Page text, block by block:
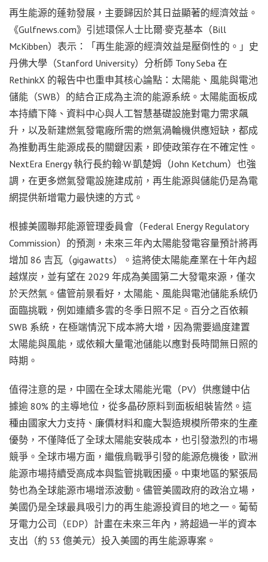
再生能源的蓬勃發展，主要歸因於其日益顯著的經濟效益。
《Gulfnews.com》引述環保人士比爾·麥克基本（Bill
McKibben）表示：「再生能源的經濟效益是壓倒性的。」史
丹佛大學（Stanford University）分析師 Tony Seba 在
RethinkX 的報告中也重申其核心論點：太陽能、風能與電池
儲能（SWB）的結合正成為主流的能源系統。太陽能面板成
本持續下降、資料中心與人工智慧基礎設施對電力需求飆
升，以及新建燃氣發電廠所需的燃氣渦輪機供應短缺，都成
為推動再生能源成長的關鍵因素，即使政策存在不確定性。
NextEra Energy 執行長約翰·W·凱楚姆（John Ketchum）也強
調，在更多燃氣發電設施建成前，再生能源與儲能仍是為電
網提供新增電力最快速的方式。
根據美國聯邦能源管理委員會（Federal Energy Regulatory
Commission）的預測，未來三年內太陽能發電容量預計將再
增加 86 吉瓦（gigawatts）。這將使太陽能產業在十年內超
越煤炭，並有望在 2029 年成為美國第二大發電來源，僅次
於天然氣。儘管前景看好，太陽能、風能與電池儲能系統仍
面臨挑戰，例如連續多雲的冬季日照不足。百分之百依賴
SWB 系統，在極端情況下成本將大增，因為需要過度建置
太陽能與風能，或依賴大量電池儲能以應對長時間無日照的
時期。
值得注意的是，中國在全球太陽能光電（PV）供應鏈中佔
據逾 80% 的主導地位，從多晶矽原料到面板組裝皆然。這
種由國家大力支持、廉價材料和龐大製造規模所帶來的生產
優勢，不僅降低了全球太陽能安裝成本，也引發激烈的市場
競爭。全球市場方面，繼俄烏戰爭引發的能源危機後，歐洲
能源市場持續受高成本與監管挑戰困擾。中東地區的緊張局
勢也為全球能源市場增添波動。儘管美國政府的政治立場，
美國仍是全球最具吸引力的再生能源投資目的地之一。葡萄
牙電力公司（EDP）計畫在未來三年內，將超過一半的資本
支出（約 53 億美元）投入美國的再生能源專案。